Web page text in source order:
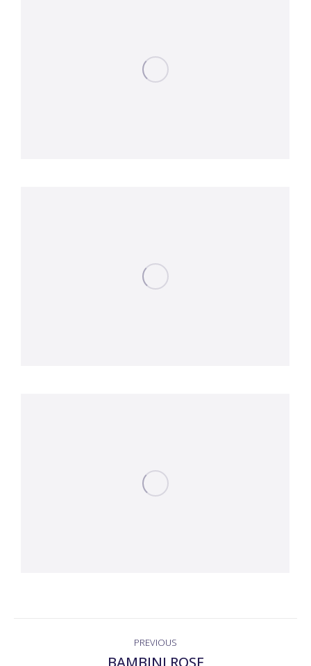
PREVIOUS
BAMBINI ROSE